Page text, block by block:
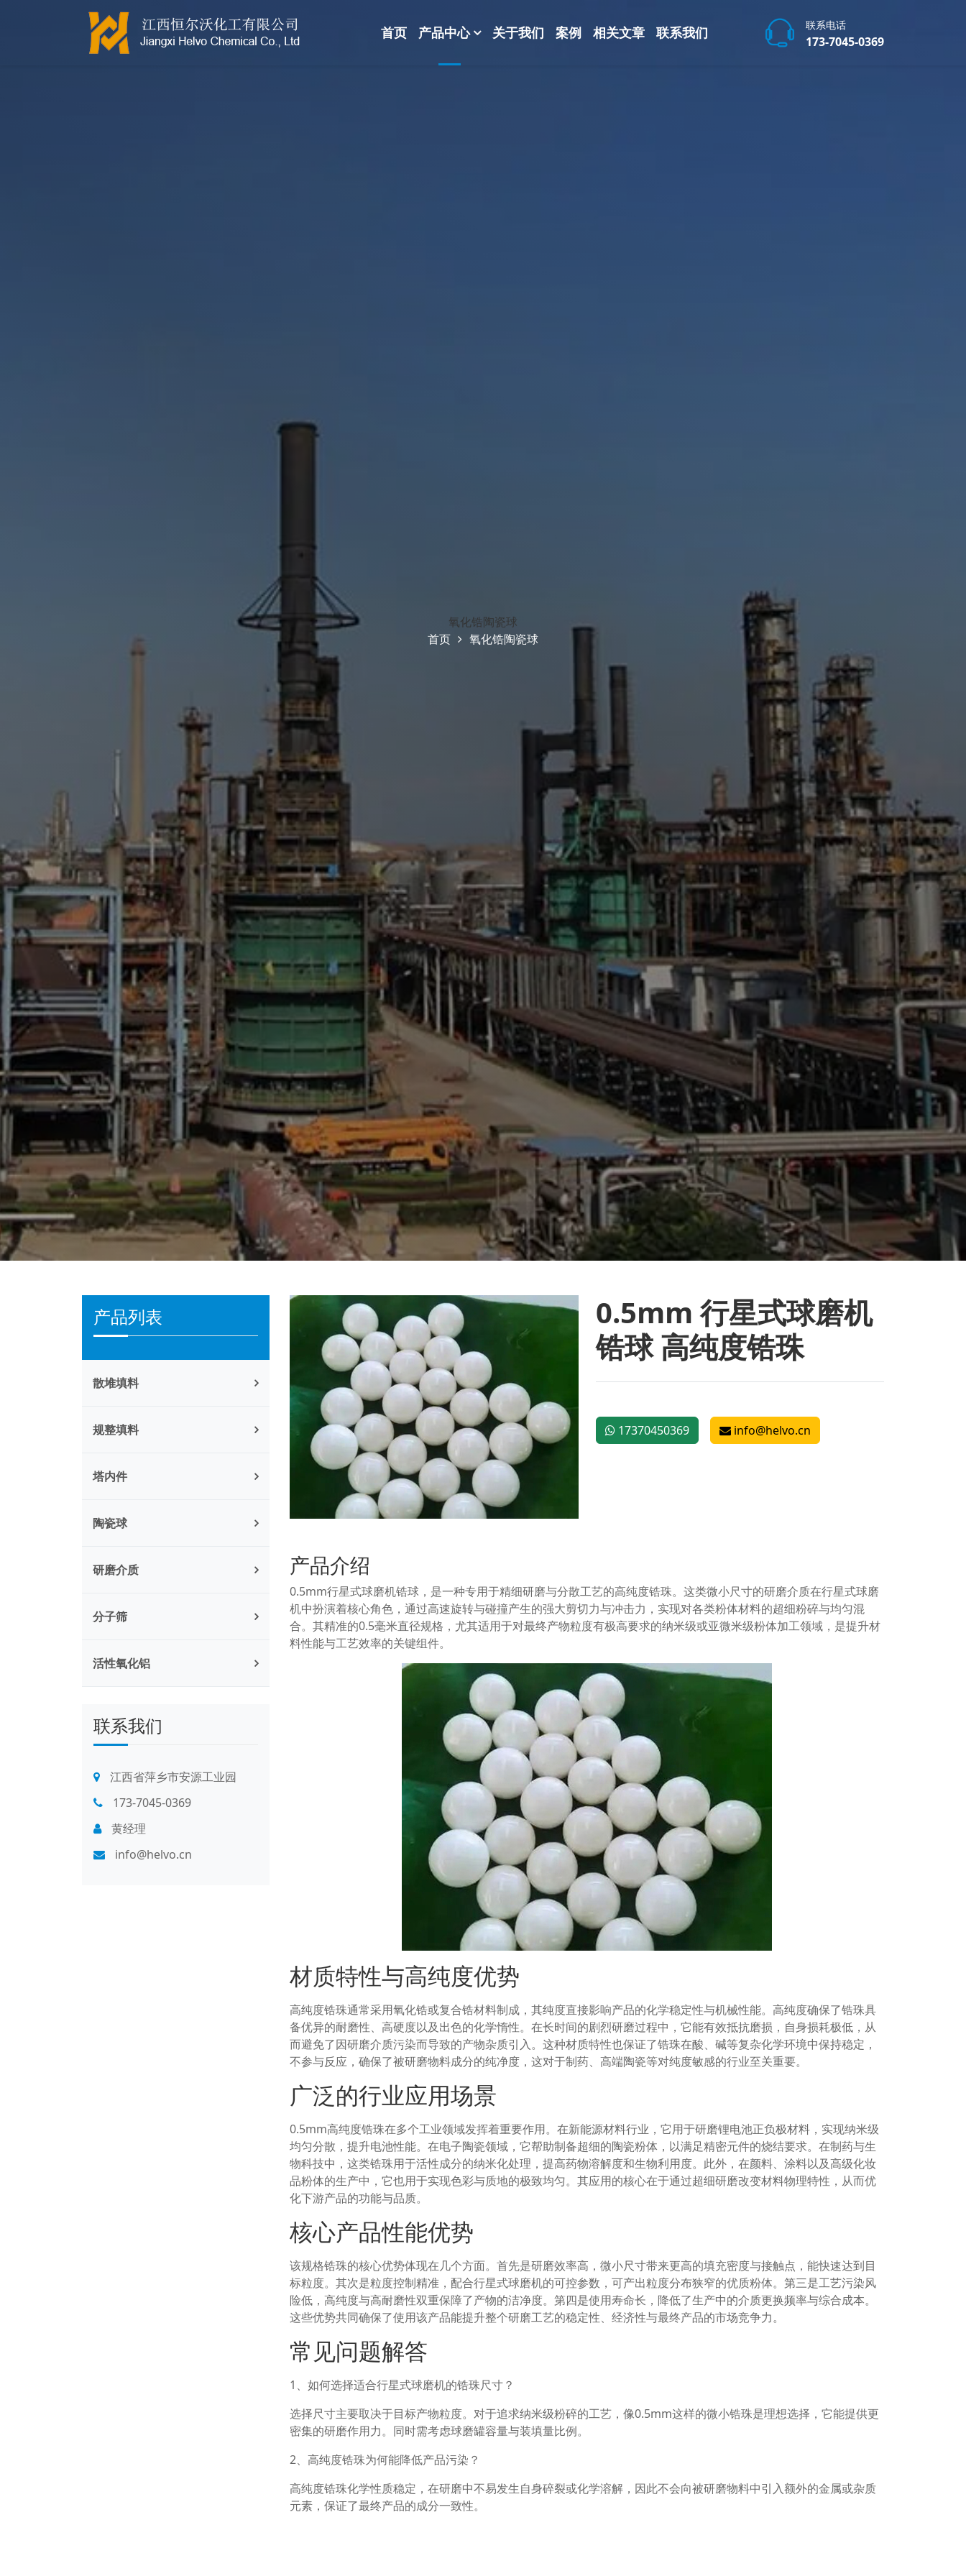
江西恒尔沃-鲍尔环-活性氧化铝-拉西环-波纹规整散堆填料-分子筛-
首页 产品中心 关于我们 案例 相关文章 联系我们 联系电话
173-7045-0369
氧化锆陶瓷球
首页
氧化锆陶瓷球
产品列表
散堆填料
规整填料
塔内件
陶瓷球
研磨介质
分子筛
活性氧化铝
联系我们
江西省萍乡市安源工业园
173-7045-0369
黄经理
info@helvo.cn
0.5mm 行星式球磨机
锆球 高纯度锆珠
17370450369 info@helvo.cn
产品介绍
0.5mm行星式球磨机锆球，是一种专用于精细研磨与分散工艺的高纯度锆珠。这类微小尺寸的研磨介质在行星式球磨
机中扮演着核心角色，通过高速旋转与碰撞产生的强大剪切力与冲击力，实现对各类粉体材料的超细粉碎与均匀混
合。其精准的0.5毫米直径规格，尤其适用于对最终产物粒度有极高要求的纳米级或亚微米级粉体加工领域，是提升材
料性能与工艺效率的关键组件。
材质特性与高纯度优势
高纯度锆珠通常采用氧化锆或复合锆材料制成，其纯度直接影响产品的化学稳定性与机械性能。高纯度确保了锆珠具
备优异的耐磨性、高硬度以及出色的化学惰性。在长时间的剧烈研磨过程中，它能有效抵抗磨损，自身损耗极低，从
而避免了因研磨介质污染而导致的产物杂质引入。这种材质特性也保证了锆珠在酸、碱等复杂化学环境中保持稳定，
不参与反应，确保了被研磨物料成分的纯净度，这对于制药、高端陶瓷等对纯度敏感的行业至关重要。
广泛的行业应用场景
0.5mm高纯度锆珠在多个工业领域发挥着重要作用。在新能源材料行业，它用于研磨锂电池正负极材料，实现纳米级
均匀分散，提升电池性能。在电子陶瓷领域，它帮助制备超细的陶瓷粉体，以满足精密元件的烧结要求。在制药与生
物科技中，这类锆珠用于活性成分的纳米化处理，提高药物溶解度和生物利用度。此外，在颜料、涂料以及高级化妆
品粉体的生产中，它也用于实现色彩与质地的极致均匀。其应用的核心在于通过超细研磨改变材料物理特性，从而优
化下游产品的功能与品质。
核心产品性能优势
该规格锆珠的核心优势体现在几个方面。首先是研磨效率高，微小尺寸带来更高的填充密度与接触点，能快速达到目
标粒度。其次是粒度控制精准，配合行星式球磨机的可控参数，可产出粒度分布狭窄的优质粉体。第三是工艺污染风
险低，高纯度与高耐磨性双重保障了产物的洁净度。第四是使用寿命长，降低了生产中的介质更换频率与综合成本。
这些优势共同确保了使用该产品能提升整个研磨工艺的稳定性、经济性与最终产品的市场竞争力。
常见问题解答
1、如何选择适合行星式球磨机的锆珠尺寸？
选择尺寸主要取决于目标产物粒度。对于追求纳米级粉碎的工艺，像0.5mm这样的微小锆珠是理想选择，它能提供更
密集的研磨作用力。同时需考虑球磨罐容量与装填量比例。
2、高纯度锆珠为何能降低产品污染？
高纯度锆珠化学性质稳定，在研磨中不易发生自身碎裂或化学溶解，因此不会向被研磨物料中引入额外的金属或杂质
元素，保证了最终产品的成分一致性。